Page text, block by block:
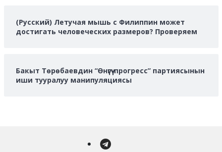
(Русский) Летучая мышь с Филиппин может
достигать человеческих размеров? Проверяем
Бакыт Төрөбаевдин “Өнүгүү-прогресс” партиясынын
иши тууралуу манипуляциясы
Telegram